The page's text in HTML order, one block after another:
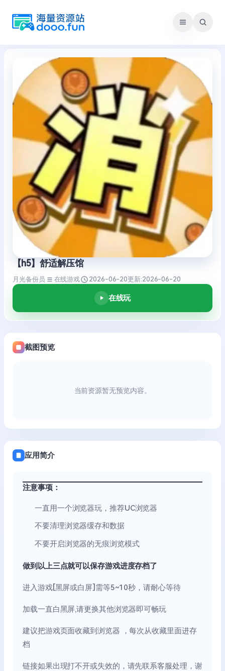
【h5】舒适解压馆
月光备份员 在线游戏 2026-06-20更新:2026-06-20
在线玩
截图预览
当前资源暂无预览内容。
应用简介
注意事项：
一直用一个浏览器玩，推荐UC浏览器
不要清理浏览器缓存和数据
不要开启浏览器的无痕浏览模式
做到以上三点就可以保存游戏进度存档了
进入游戏[黑屏或白屏]需等5~10秒，请耐心等待
加载一直白黑屏,请更换其他浏览器即可畅玩
建议把游戏页面收藏到浏览器 ，每次从收藏里面进存
档
链接如果出现打不开或失效的，请先联系客服处理，谢